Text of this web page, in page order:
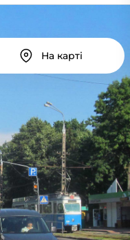
На карті